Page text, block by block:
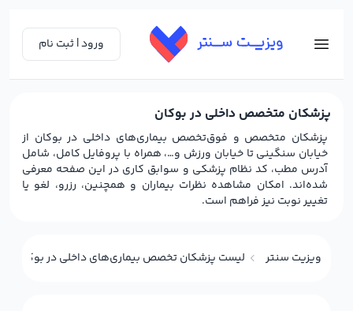
ورود | ثبت نام
پزشکان متخصص داخلی در بوکان
پزشکان متخصص و فوق‌تخصص بیماری‌های داخلی در بوکان از
خیابان سنگینی تا خیابان ورزش و…، همراه با پروفایل کامل، شامل
آدرس مطب، کد نظام پزشکی و سوابق کاری در این صفحه معرفی
شده‌اند. امکان مشاهده نظرات بیماران و همچنین، رزرو، لغو یا
تغییر نوبت نیز فراهم است.
ویزیت سنتر لیست پزشکان تخصص بیماری‌های داخلی در بوکان